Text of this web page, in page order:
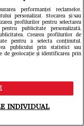
performanței reclamelor.
personalizat. Stocarea și/sau
profilurilor pentru selectarea
publicitate personalizată.
Crearea profilurilor de
pentru a selecta conținutul.
publicului prin statistici sau
de geolocație și identificarea prin
INDIVIDUAL